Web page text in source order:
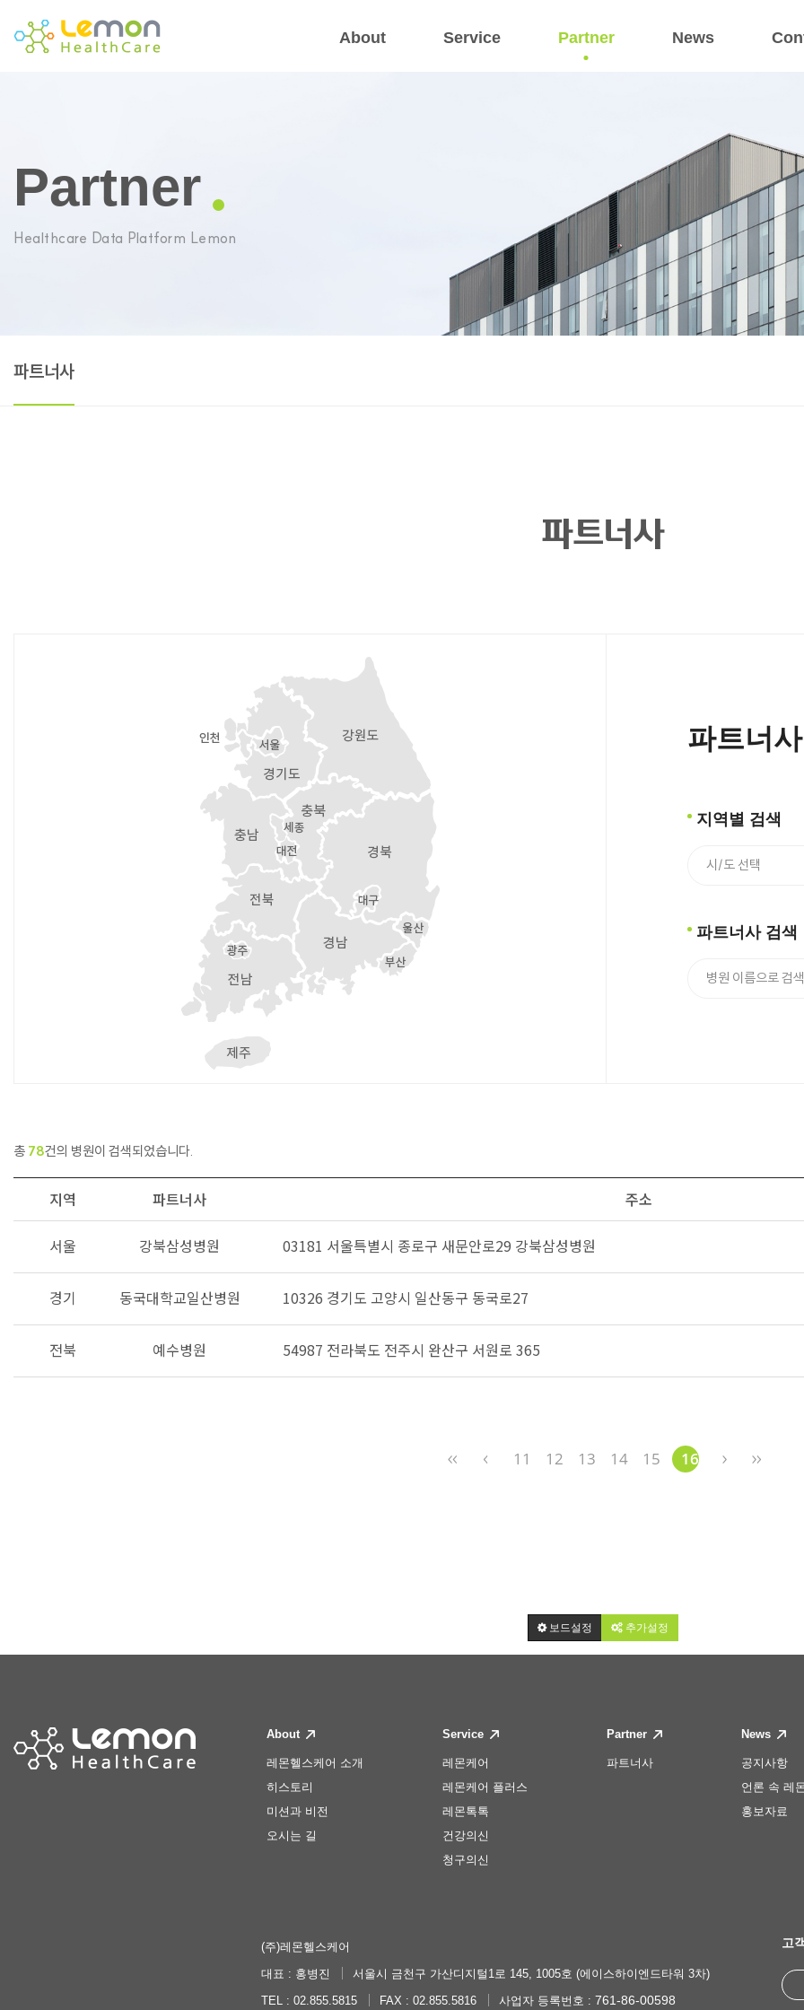
About Service Partner News
Partner
Healthcare Data Platform Lemon
파트너사
파트너사
파트너
지역별 검색
파트너사 검색
총 78건의 병원이 검색되었습니다.
지역 파트너사 주소
서울 강북삼성병원 03181 서울특별시 종로구 새문안로29 강북삼성병원
경기 동국대학교일산병원 10326 경기도 고양시 일산동구 동국로27
전북 예수병원 54987 전라북도 전주시 완산구 서원로 365
11 12 13 14 15 16
보드설정 추가설정
About
레몬헬스케어 소개
히스토리
미션과 비전
오시는 길
Service
레몬케어
레몬케어 플러스
레몬톡톡
건강의신
청구의신
Partner
파트너사
News
공지사항
언론 속 레
홍보자료
(주)레몬헬스케어
대표 : 홍병진
서울시 금천구 가산디지털1로 145, 1005호 (에이스하이엔드타워 3차)
TEL : 02.855.5815
FAX : 02.855.5816 사업자 등록번호 : 761-86-00598
고